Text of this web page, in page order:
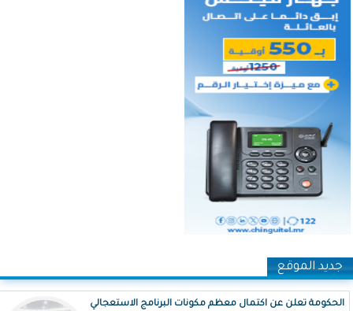
جديد الموقع
الحكومة تعلن عن اكتمال معظم مكونات البرنامج الاستعجالي